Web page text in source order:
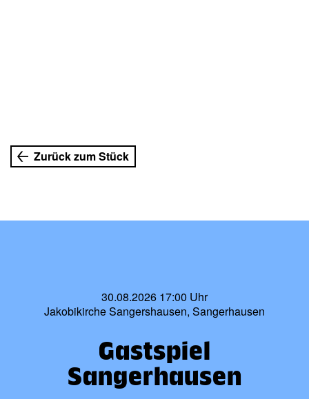
Zurück zum Stück
30.08.2026 17:00 Uhr
Jakobikirche Sangershausen, Sangerhausen
Gastspiel
Sangerhausen